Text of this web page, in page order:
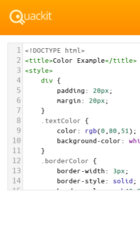
1 <!DOCTYPE html>
2 <title>Color Example</title>
3 <style>
4 div {
5 padding: 20px;
6 margin: 20px;
7 }
8 .textColor {
9 color: rgb(0 80 51 );
10 background-color:
11 }
12 .borderColor {
13 border-width: 3px;
14 border-style: solid;
15 border-color: rgb(0,